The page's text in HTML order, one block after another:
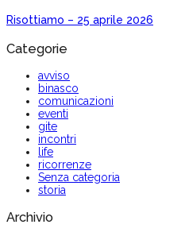
Risottiamo – 25 aprile 2026
Categorie
avviso
binasco
comunicazioni
eventi
gite
incontri
life
ricorrenze
Senza categoria
storia
Archivio